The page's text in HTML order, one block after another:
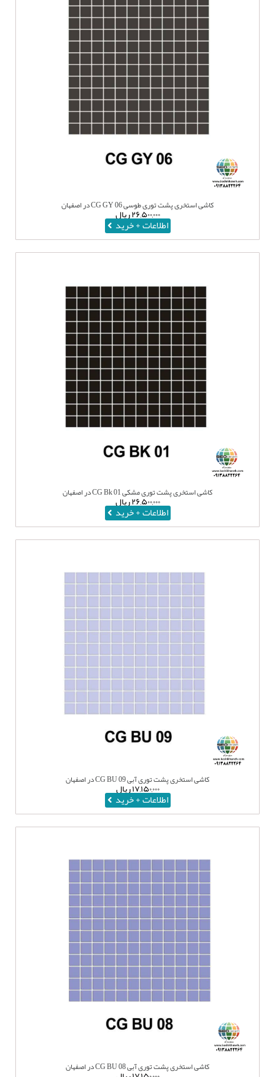
کاشی استخری پشت توری طوسی CG GY 06 در اصفهان
۲۶,۵۰۰,۰۰۰ریال
اطلاعات + خرید
کاشی استخری پشت توری مشکی CG Bk 01 در اصفهان
۲۶,۵۰۰,۰۰۰ریال
اطلاعات + خرید
کاشی استخری پشت توری آبی CG BU 09 در اصفهان
۱۷,۱۵۰,۰۰۰ریال
اطلاعات + خرید
کاشی استخری پشت توری آبی CG BU 08 در اصفهان